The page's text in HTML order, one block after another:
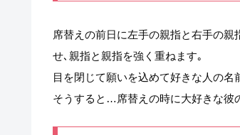
席替えの前日に左手の親指と右手の
せ､親指と親指を強く重ねます｡
目を閉じて願いを込めて好きな人の名
そうすると…席替えの時に大好きな彼